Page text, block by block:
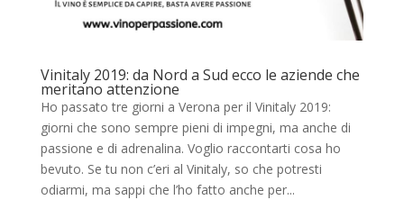
Vinitaly 2019: da Nord a Sud ecco le aziende che
meritano attenzione
Ho passato tre giorni a Verona per il Vinitaly 2019:
giorni che sono sempre pieni di impegni, ma anche di
passione e di adrenalina. Voglio raccontarti cosa ho
bevuto. Se tu non c’eri al Vinitaly, so che potresti
odiarmi, ma sappi che l’ho fatto anche per...